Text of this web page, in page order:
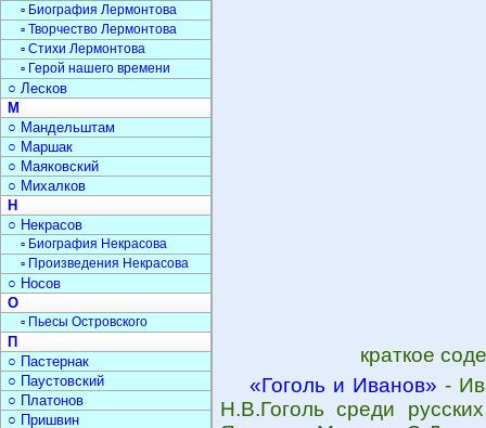
краткое
«Гоголь и Иванов» -
Н.В.Гоголь среди
▫ Биография Лермонтова
▫ Творчество Лермонтова
▫ Стихи Лермонтова
▫ Герой нашего времени
○ Лесков
М
○ Мандельштам
○ Маршак
○ Маяковский
○ Михалков
Н
○ Некрасов
▫ Биография Некрасова
▫ Произведения Некрасова
○ Носов
О
▫ Пьесы Островского
П
○ Пастернак
○ Паустовский
○ Платонов
○ Пришвин